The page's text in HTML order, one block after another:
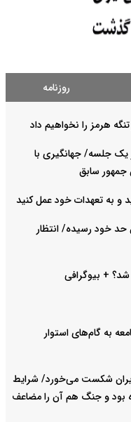
روزنامه
هرمز را نخواهیم داد
جلسه/ جهانگیری با
سابق
و به تعهدات خود عمل کنید
خود رسیده/ انتظار
+ بیوگرافی
به گام‌های استوار
شکست می‌خورد/ شرایط
بود و جنگ هم آن را مضاعف‌